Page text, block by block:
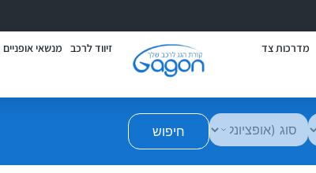
מדרכות צד זיווד לרכב מנשאי אופניים
חיפוש